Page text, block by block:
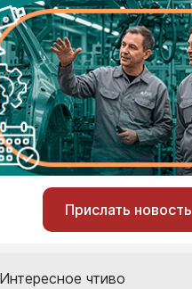
Прислать новость
Интересное чтиво